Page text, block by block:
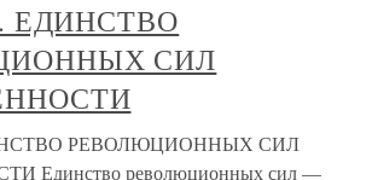
ЕДИНСТВО
СИЛ
РЕВОЛЮЦИОННЫХ СИЛ
Единство революционных сил —